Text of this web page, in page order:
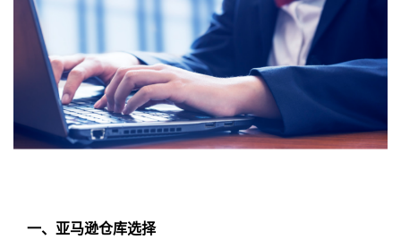
一、亚马逊仓库选择